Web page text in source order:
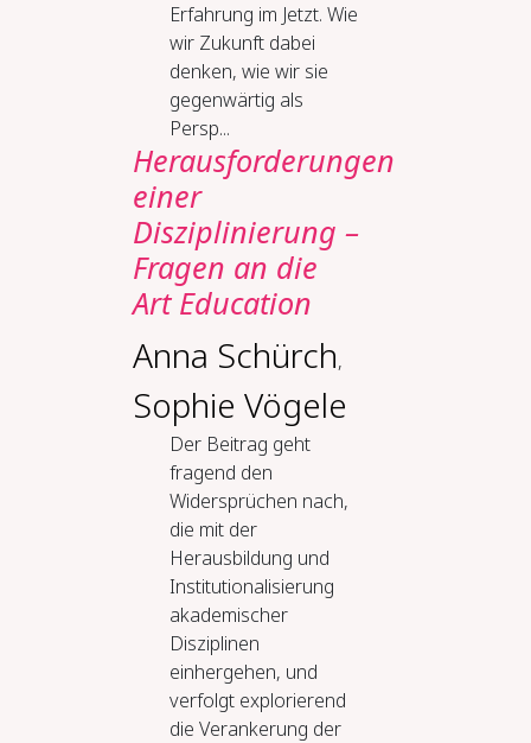
Erfahrung im Jetzt. Wie
wir Zukunft dabei
denken, wie wir sie
gegenwärtig als
Persp...
Herausforderungen
einer
Disziplinierung –
Fragen an die
Art Education
Anna Schürch,
Sophie Vögele
Der Beitrag geht
fragend den
Widersprüchen nach,
die mit der
Herausbildung und
Institutionalisierung
akademischer
Disziplinen
einhergehen, und
verfolgt explorierend
die Verankerung der